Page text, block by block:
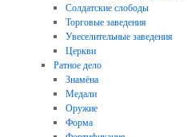
Солдатские слободы
Торговые заведения
Увеселительные заведения
Церкви
Ратное дело
Знамёна
Медали
Оружие
Форма